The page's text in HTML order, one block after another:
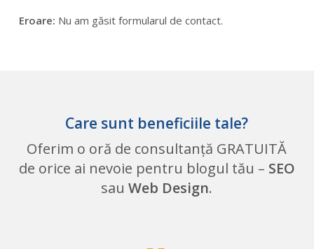
Eroare: Nu am găsit formularul de contact.
Care sunt beneficiile tale?
Oferim o oră de consultanță GRATUITĂ
de orice ai nevoie pentru blogul tău – SEO
sauWeb Design.